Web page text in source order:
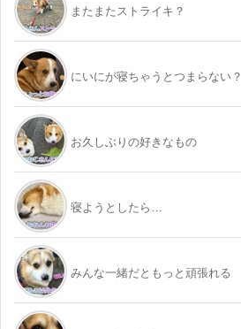
またまたストライキ？
にいにが寝ちゃうとつまらない？
お久しぶりの好きなもの
寝ようとしたら…
みんな一緒だともっと頑張れる